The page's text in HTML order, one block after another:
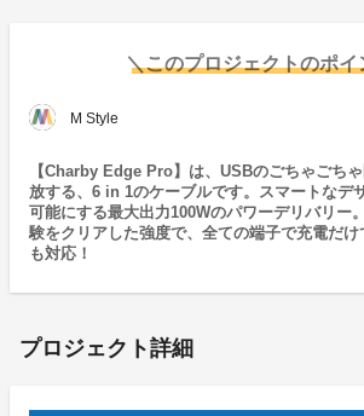
＼このプロジェクトのポイ
M Style
【Charby Edge Pro】は、USBのごちゃごち
放する、6 in 1のケーブルです。スマートなデ
可能にする最大出力100Wのパワーデリバリー
験をクリアした強度で、全ての端子で充電だ
も対応！
プロジェクト詳細